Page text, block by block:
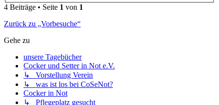
4 Beiträge • Seite 1 von 1
Zurück zu „Vorbesuche“
Gehe zu
unsere Tagebücher
Cocker und Setter in Not e.V.
↳ Vorstellung Verein
↳ was ist los bei CoSeNot?
Cocker in Not
↳ Pflegeplatz gesucht